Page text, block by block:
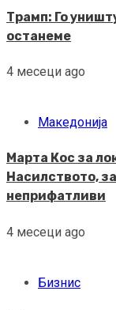
Трамп: Го
останеме
4 месеци ago
Македонија
Марта Кос за
Насилството,
неприфатливи
4 месеци ago
Бизнис